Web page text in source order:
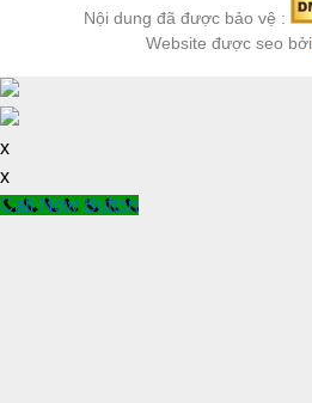
Nội dung đã được bảo vệ :
Website được seo bởi
x
x
Call Now Button